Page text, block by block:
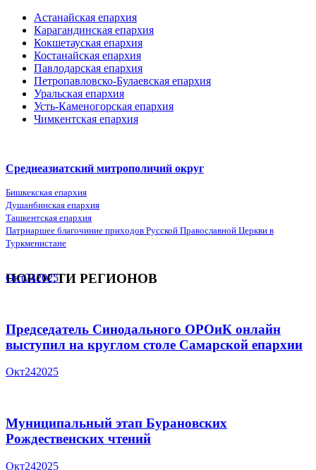
Астанайская епархия
Карагандинская епархия
Кокшетауская епархия
Костанайская епархия
Павлодарская епархия
Петропавловско-Булаевская епархия
Уральская епархия
Усть-Каменогорская епархия
Чимкентская епархия
Среднеазиатский митрополичий округ
Бишкекская епархия
Душанбинская епархия
Ташкентская епархия
Патриаршее благочиние приходов Русской Православной Церкви в
Туркменистане
НОВОСТИ РЕГИОНОВ
Окт242025
Председатель Синодального ОРОиК онлайн
выступил на круглом столе Самарской епархии
Окт242025
Муниципальный этап Бурановских
Рождественских чтений
Окт242025